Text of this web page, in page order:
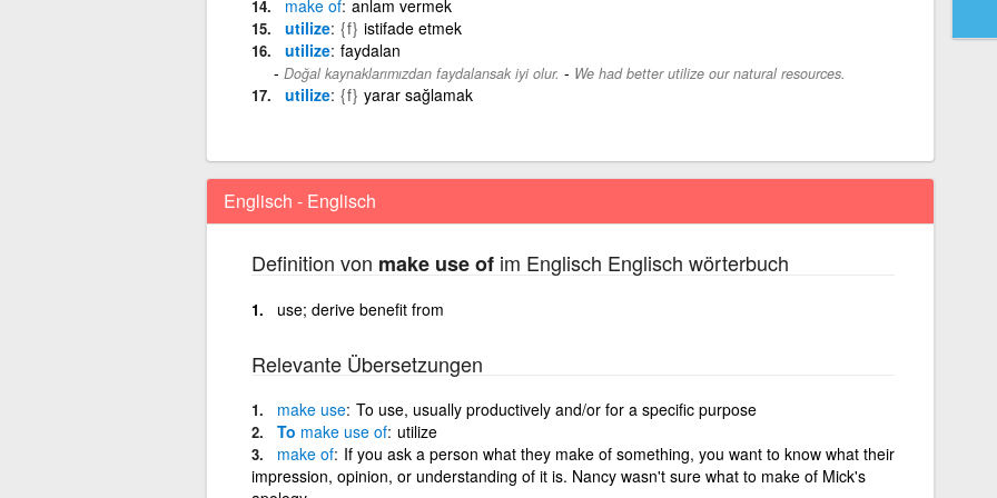
make of anlam vermek
utilize {f} istifade etmek
utilize faydalan
Doğal kaynaklarımızdan faydalansak iyi olur. - We had better utilize our natural resources.
utilize {f} yarar sağlamak
Englisch - Englisch
Definition von make use ofim Englisch Englisch wörterbuch
use; derive benefit from
Relevante Übersetzungen
make use To use, usually productively and/or for a specific purpose
To make use of utilize
make of If you ask a person what they make of something, you want to know what their
impression, opinion, or understanding of it is. Nancy wasn't sure what to make of Mick's